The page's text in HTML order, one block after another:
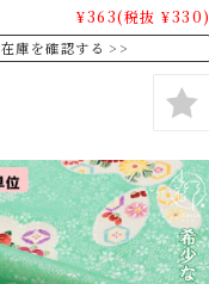
¥363(税抜 ¥330)
在庫を確認する